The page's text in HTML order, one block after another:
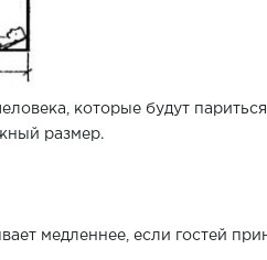
которые будут
размер.
медленнее, если гостей